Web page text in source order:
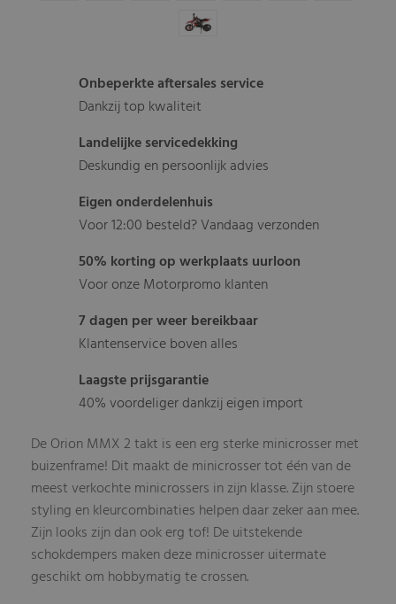
Onbeperkte aftersales service
Dankzij top kwaliteit
Landelijke servicedekking
Deskundig en persoonlijk advies
Eigen onderdelenhuis
Voor 12:00 besteld? Vandaag verzonden
50% korting op werkplaats uurloon
Voor onze Motorpromo klanten
7 dagen per weer bereikbaar
Klantenservice boven alles
Laagste prijsgarantie
40% voordeliger dankzij eigen import
De Orion MMX 2 takt is een erg sterke minicrosser met
buizenframe! Dit maakt de minicrosser tot één van de
meest verkochte minicrossers in zijn klasse. Zijn stoere
styling en kleurcombinaties helpen daar zeker aan mee.
Zijn looks zijn dan ook erg tof! De uitstekende
schokdempers maken deze minicrosser uitermate
geschikt om hobbymatig te crossen.